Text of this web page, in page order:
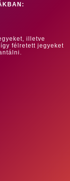
illetve
félretett jegyeket